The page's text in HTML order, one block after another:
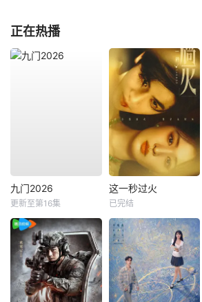
正在热播
九门2026
更新至第16集
这一秒过火
已完结